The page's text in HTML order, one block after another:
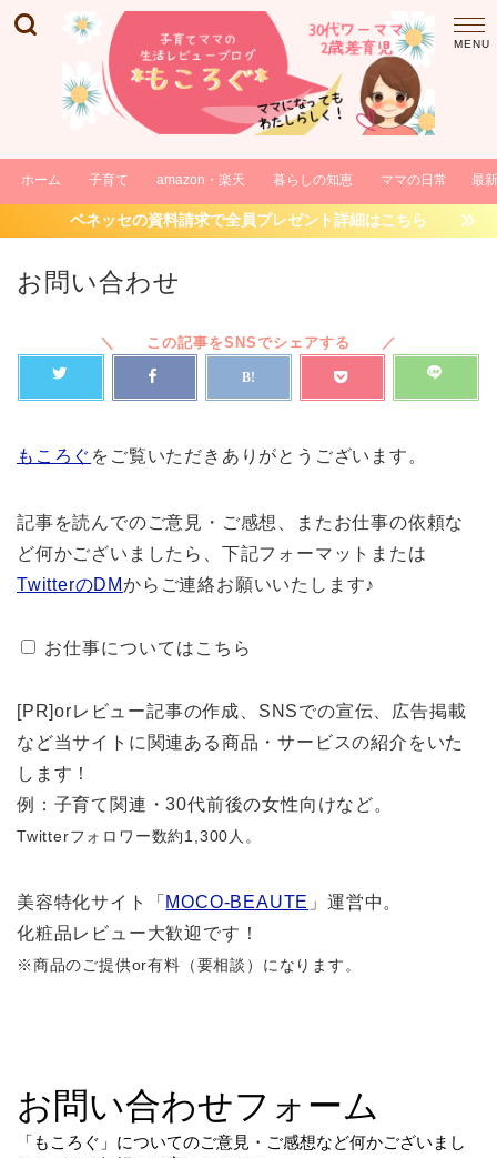
ホーム 子育て amazon・楽天 暮らしの知恵 ママの日常 最
ベネッセの資料請求で全員プレゼント詳細はこちら
お問い合わせ
もころぐ をご覧いただきありがとうございます。
記事を読んでのご意見・ご感想、またお仕事の依頼な
ど何かございましたら、下記フォーマットまたは
TwitterのDMからご連絡お願いいたします♪
お仕事についてはこちら
[PR]orレビュー記事の作成、SNSでの宣伝、広告掲載
など当サイトに関連ある商品・サービスの紹介をいた
します！
例：子育て関連・30代前後の女性向けなど。
Twitterフォロワー数約1,300人。
美容特化サイト「 MOCO-BEAUTE 」運営中。
化粧品レビュー大歓迎です！
※商品のご提供or有料（要相談）になります。